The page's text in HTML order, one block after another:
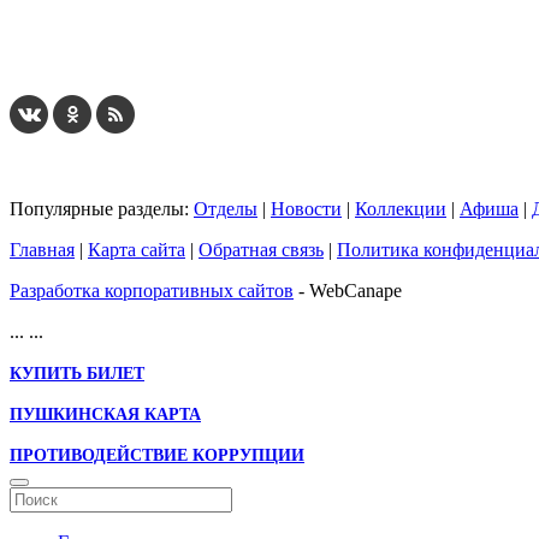
Популярные разделы: Отделы | Новости | Коллекции | Афиша |
Главная | Карта сайта | Обратная связь | Политика
Разработка корпоративных сайтов - WebCanape
... ...
КУПИТЬ БИЛЕТ
ПУШКИНСКАЯ КАРТА
ПРОТИВОДЕЙСТВИЕ КОРРУПЦИИ